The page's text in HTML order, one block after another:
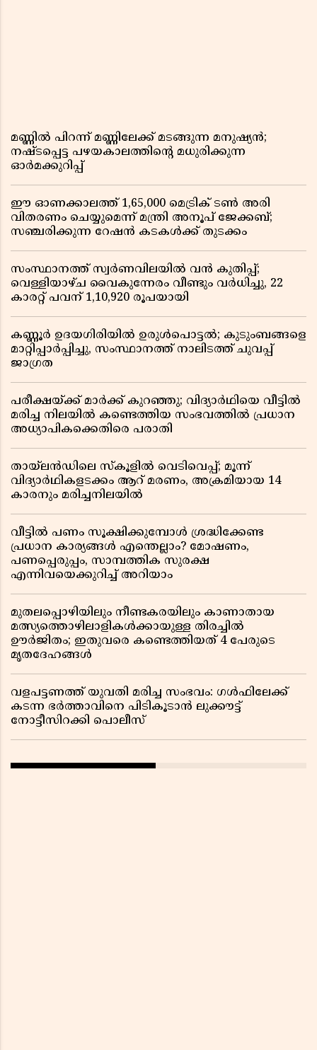
മണ്ണിൽ പിറന്ന് മണ്ണിലേക്ക് മടങ്ങുന്ന മനുഷ്യൻ;
നഷ്ടപ്പെട്ട പഴയകാലത്തിൻ്റെ മധുരിക്കുന്ന
ഓർമക്കുറിപ്പ്
ഈ ഓണക്കാലത്ത് 1,65,000 മെട്രിക് ടൺ അരി
വിതരണം ചെയ്യുമെന്ന് മന്ത്രി അനൂപ് ജേക്കബ്;
സഞ്ചരിക്കുന്ന റേഷൻ കടകൾക്ക് തുടക്കം
സംസ്ഥാനത്ത് സ്വർണവിലയിൽ വൻ കുതിപ്പ്;
വെള്ളിയാഴ്ച വൈകുന്നേരം വീണ്ടും വർധിച്ചു, 22
കാരറ്റ് പവന് 1,10,920 രൂപയായി
കണ്ണൂർ ഉദയഗിരിയിൽ ഉരുൾപൊട്ടൽ; കുടുംബങ്ങളെ
മാറ്റിപ്പാർപ്പിച്ചു, സംസ്ഥാനത്ത് നാലിടത്ത് ചുവപ്പ്
ജാഗ്രത
പരീക്ഷയ്ക്ക് മാർക്ക് കുറഞ്ഞു; വിദ്യാർഥിയെ വീട്ടിൽ
മരിച്ച നിലയിൽ കണ്ടെത്തിയ സംഭവത്തിൽ പ്രധാന
അധ്യാപികക്കെതിരെ പരാതി
തായ്‌ലൻഡിലെ സ്‌കൂളിൽ വെടിവെപ്പ്; മൂന്ന്
വിദ്യാർഥികളടക്കം ആറ് മരണം, അക്രമിയായ 14
കാരനും മരിച്ചനിലയിൽ
വീട്ടിൽ പണം സൂക്ഷിക്കുമ്പോൾ ശ്രദ്ധിക്കേണ്ട
പ്രധാന കാര്യങ്ങൾ എന്തെല്ലാം? മോഷണം,
പണപ്പെരുപ്പം, സാമ്പത്തിക സുരക്ഷ
എന്നിവയെക്കുറിച്ച് അറിയാം
മുതലപ്പൊഴിയിലും നീണ്ടകരയിലും കാണാതായ
മത്സ്യത്തൊഴിലാളികൾക്കായുള്ള തിരച്ചിൽ
ഊർജിതം; ഇതുവരെ കണ്ടെത്തിയത് 4 പേരുടെ
മൃതദേഹങ്ങൾ
വളപട്ടണത്ത് യുവതി മരിച്ച സംഭവം: ഗൾഫിലേക്ക്
കടന്ന ഭർത്താവിനെ പിടികൂടാൻ ലുക്കൗട്ട്
നോട്ടീസിറക്കി പൊലീസ്